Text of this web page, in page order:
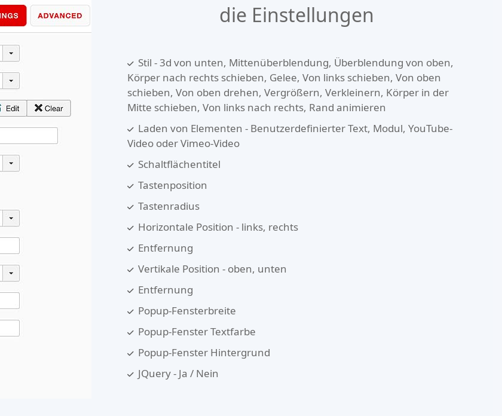
die Einstellungen
Stil - 3d von unten, Mittenüberblendung, Überblendung von oben,
Körper nach rechts schieben, Gelee, Von links schieben, Von oben
schieben, Von oben drehen, Vergrößern, Verkleinern, Körper in der
Mitte schieben, Von links nach rechts, Rand animieren
Laden von Elementen - Benutzerdefinierter Text, Modul, YouTube-
Video oder Vimeo-Video
Schaltflächentitel
Tastenposition
Tastenradius
Horizontale Position - links, rechts
Entfernung
Vertikale Position - oben, unten
Entfernung
Popup-Fensterbreite
Popup-Fenster Textfarbe
Popup-Fenster Hintergrund
JQuery - Ja / Nein